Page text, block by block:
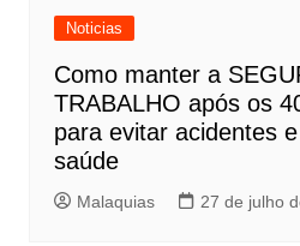
Noticias
Como manter a
TRABALHO após os
para evitar acidentes
saúde
Malaquias 27 de julho